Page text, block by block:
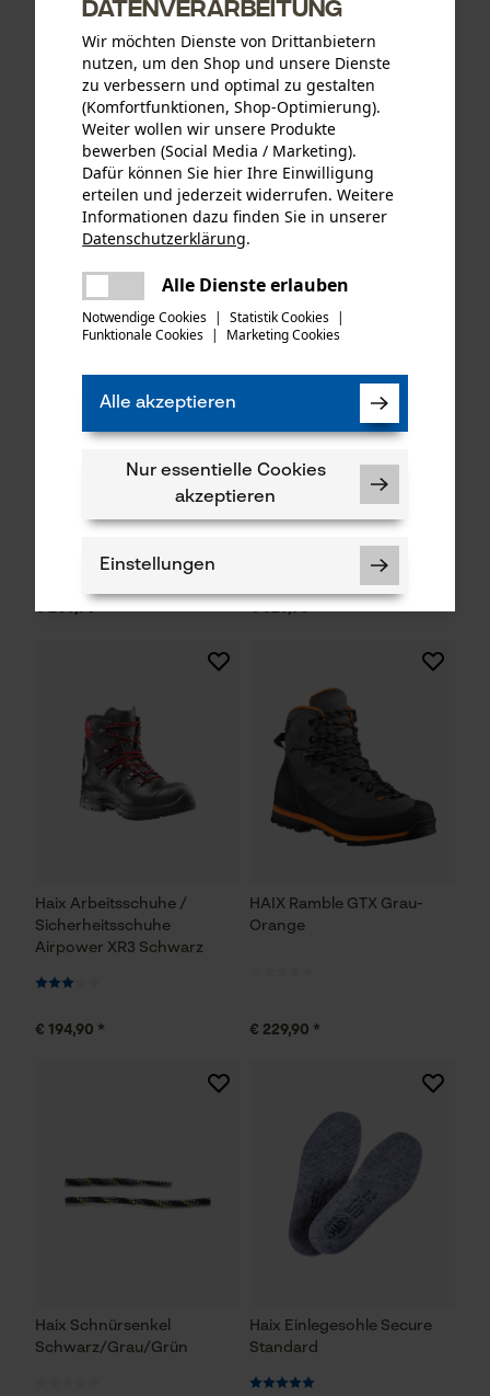
Haix Schnittschutzstiefel /
Schnittschutzschuhe
Protector Forest 2.1 GTX
Orange
€ 319,90 *
Haix Schnürsenkel für
Arbeitsschuhe /
Sicherheitsschuhe
Schwarz/Rot
€ 5,90 *
Haix Outdoorschuh Black
€ 209,90 *
Haix Schnittschutzstiefel /
Schnittschutzschuhe
Protector Ultra 2.0 GTX
Lime Green
€ 329,90 *
Haix Arbeitsschuhe /
Sicherheitsschuhe
Airpower XR3 Schwarz
€ 194,90 *
HAIX Ramble GTX Grau-
Orange
€ 229,90 *
Haix Schnürsenkel
Schwarz/Grau/Grün
Haix Einlegesohle Secure
Standard
Datenverarbeitung
Wir möchten Dienste von Drittanbietern
nutzen, um den Shop und unsere Dienste
zu verbessern und optimal zu gestalten
(Komfortfunktionen, Shop-Optimierung).
Weiter wollen wir unsere Produkte
bewerben (Social Media / Marketing).
Dafür können Sie hier Ihre Einwilligung
erteilen und jederzeit widerrufen. Weitere
Informationen dazu finden Sie in unserer
Datenschutzerklärung.
Alle Dienste erlauben
Notwendige Cookies | Statistik Cookies |
Funktionale Cookies | Marketing Cookies
Alle akzeptieren
Nur essentielle Cookies
akzeptieren
Einstellungen
Session ID
Speichern der Auswahl zur
Datenverarbeitung
Mouseflow Web Analytics Tool
Funktionale Cookies
Es ist ein Fehler aufgetreten. Bitte
versuchen Sie es erneut.
mail